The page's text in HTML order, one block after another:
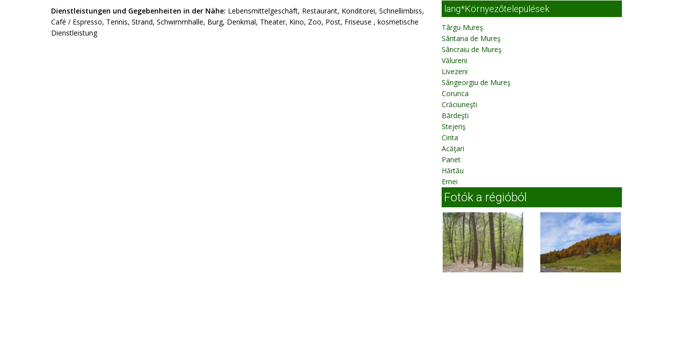
Dienstleistungen und Gegebenheiten in der Nähe: Lebensmittelgeschäft, Restaurant, Konditorei, Schnellimbiss,
Café / Espresso, Tennis, Strand, Schwimmhalle, Burg, Denkmal, Theater, Kino, Zoo, Post, Friseuse , kosmetische
Dienstleistung
lang*Környezőtelepülések
Târgu Mureş
Sântana de Mureş
Sâncraiu de Mureş
Vălureni
Livezeni
Sângeorgiu de Mureş
Corunca
Crăciuneşti
Bărdeşti
Stejeriş
Cinta
Acăţari
Panet
Hărtău
Ernei
Fotók a régióból